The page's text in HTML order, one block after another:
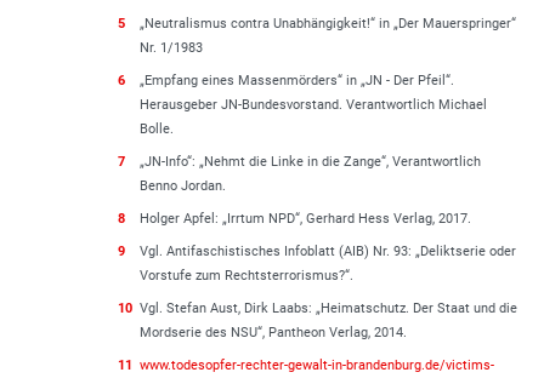
5
„Neutralismus contra Unabhängigkeit!“ in „Der Mauerspringer“
Nr. 1/1983
6
„Empfang eines Massenmörders“ in „JN - Der Pfeil“.
Herausgeber JN-Bundesvorstand. Verantwortlich Michael
Bolle.
7
„JN-Info“: „Nehmt die Linke in die Zange“, Verantwortlich
Benno Jordan.
8 Holger Apfel: „Irrtum NPD“, Gerhard Hess Verlag, 2017.
9
Vgl. Antifaschistisches Infoblatt (AIB) Nr. 93: „Deliktserie oder
Vorstufe zum Rechtsterrorismus?“.
10 Vgl. Stefan Aust, Dirk Laabs: „Heimatschutz. Der Staat und die
Mordserie des NSU“, Pantheon Verlag, 2014.
11 www.todesopfer-rechter-gewalt-in-brandenburg.de/victims-